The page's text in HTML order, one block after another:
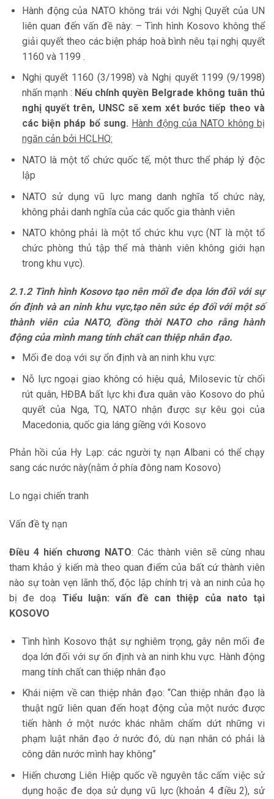
Hành động của NATO không trái với Nghị Quyết của UN
liên quan đến vấn đề này: – Tình hình Kosovo không thể
giải quyết theo các biện pháp hoà bình nêu tại nghị quyết
1160 và 1199 .
Nghị quyết 1160 (3/1998) và Nghị quyết 1199 (9/1998)
nhấn mạnh : Nếu chính quyền Belgrade không tuân thủ
nghị quyết trên, UNSC sẽ xem xét bước tiếp theo và
các biện pháp bổ sung. Hành động của NATO không bị
ngăn cản bởi HCLHQ:
NATO là một tổ chức quốc tế, một thưc thể pháp lý độc
lập
NATO sử dụng vũ lực mang danh nghĩa tổ chức này,
không phải danh nghĩa của các quốc gia thành viên
NATO không phải là một tổ chức khu vực (NT là một tổ
chức phòng thủ tập thể mà thành viên không giới hạn
trong khu vực).
2.1.2 Tình hình Kosovo tạo nên mối đe dọa lớn đối với sự
ổn định và an ninh khu vực,tạo nên sức ép đối với một số
thành viên của NATO, đồng thời NATO cho rằng hành
động của mình mang tính chất can thiệp nhân đạo.
Mối đe doạ với sự ổn định và an ninh khu vực:
Nỗ lực ngoại giao không có hiệu quả, Milosevic từ chối
rút quân, HĐBA bất lực khi đưa quân vào Kosovo do phủ
quyết của Nga, TQ, NATO nhận được sự kêu gọi của
Macedonia, quốc gia láng giềng với Kosovo
Phản hồi của Hy Lạp: các người tỵ nạn Albani có thể chạy
sang các nước này(nằm ở phía đông nam Kosovo)
Lo ngại chiến tranh
Vấn đề tỵ nạn
Điều 4 hiến chương NATO: Các thành viên sẽ cùng nhau
tham khảo ý kiến mà theo quan điểm của bất cứ thành viên
nào sự toàn vẹn lãnh thổ, độc lập chính trị và an ninh của họ
bị đe doạ Tiểu luận: vấn đề can thiệp của nato tại
KOSOVO
Tình hình Kosovo thật sự nghiêm trọng, gây nên mối đe
dọa lớn đối với sự ổn định và an ninh khu vực. Hành động
mang tính chất can thiệp nhân đạo
Khái niệm về can thiệp nhân đạo: “Can thiệp nhân đạo là
thuật ngữ liên quan đến hoạt động của một nước được
tiến hành ở một nước khác nhằm chấm dứt những vi
phạm luật nhân đạo ở nước đó, dù nạn nhân có phải là
công dân nước mình hay không”
Hiến chương Liên Hiệp quốc về nguyên tắc cấm việc sử
dụng hoặc đe dọa sử dụng vũ lực (khoản 4 điều 2), sử